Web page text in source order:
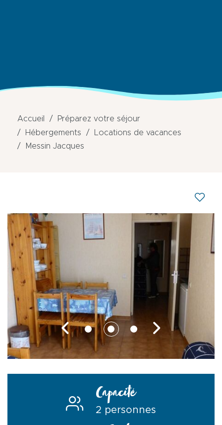
Accueil
Préparez votre séjour
Hébergements
Locations de vacances
Messin Jacques
Capacité
2 personnes